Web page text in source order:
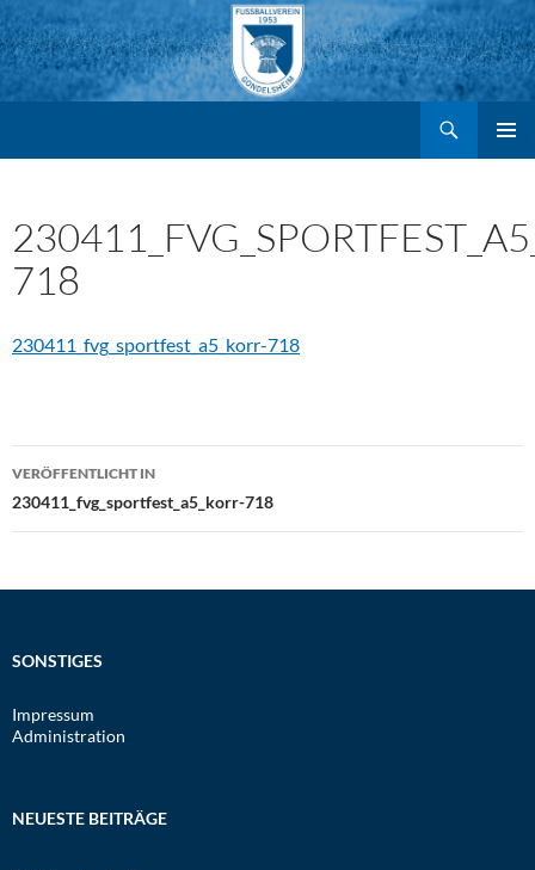
Zum
Inhalt
springen
718
230411_fvg_sportfest_a5_korr-718
Beitragsnavigation
VERÖFFENTLICHT IN
230411_fvg_sportfest_a5_korr-718
SONSTIGES
Impressum
Administration
NEUESTE BEITRÄGE